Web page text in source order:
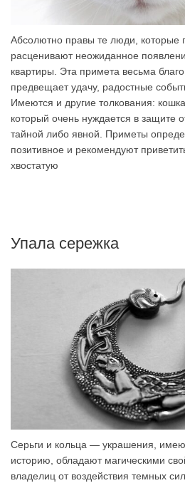
Абсолютно правы те люди, которые
расценивают неожиданное
квартиры. Эта примета весьма
предвещает удачу, радостные
Имеются и другие толкования:
который очень нуждается в защите
тайной либо явной. Приметы
позитивное и рекомендуют
хвостатую
Упала сережка
Серьги и кольца — украшения,
историю, обладают магическими
владелиц от воздействия темных